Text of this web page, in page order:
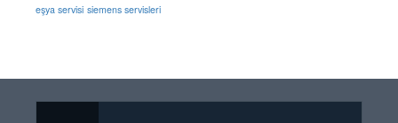
eşya servisi siemens servisleri